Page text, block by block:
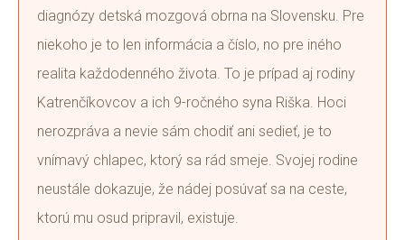
diagnózy detská mozgová obrna na Slovensku. Pre
niekoho je to len informácia a číslo, no pre iného
realita každodenného života. To je prípad aj rodiny
Katrenčíkovcov a ich 9-ročného syna Riška. Hoci
nerozpráva a nevie sám chodiť ani sedieť, je to
vnímavý chlapec, ktorý sa rád smeje. Svojej rodine
neustále dokazuje, že nádej posúvať sa na ceste,
ktorú mu osud pripravil, existuje.